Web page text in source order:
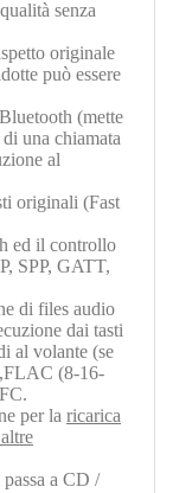
senza
originale
può essere
(mette
una chiamata
al
originali (Fast
ed il controllo
SPP, GATT,
di files audio
dai tasti
al volante (se
(8-16-
per la ricarica
a CD /